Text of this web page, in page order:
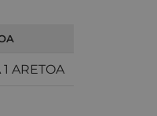
1 ARETOA